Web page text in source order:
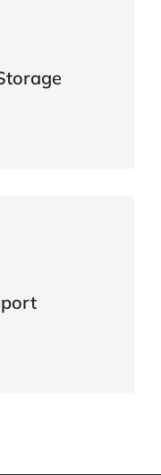
goods
for your